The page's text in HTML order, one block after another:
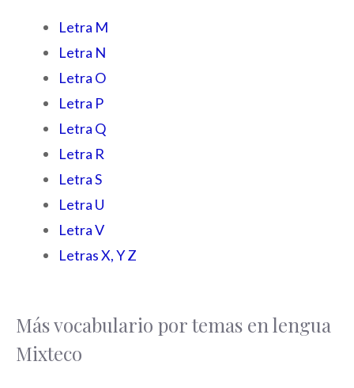
Letra M
Letra N
Letra O
Letra P
Letra Q
Letra R
Letra S
Letra U
Letra V
Letras X, Y Z
Más vocabulario por temas en lengua
Mixteco